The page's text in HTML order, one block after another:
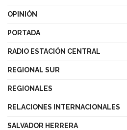
OPINIÓN
PORTADA
RADIO ESTACIÓN CENTRAL
REGIONAL SUR
REGIONALES
RELACIONES INTERNACIONALES
SALVADOR HERRERA